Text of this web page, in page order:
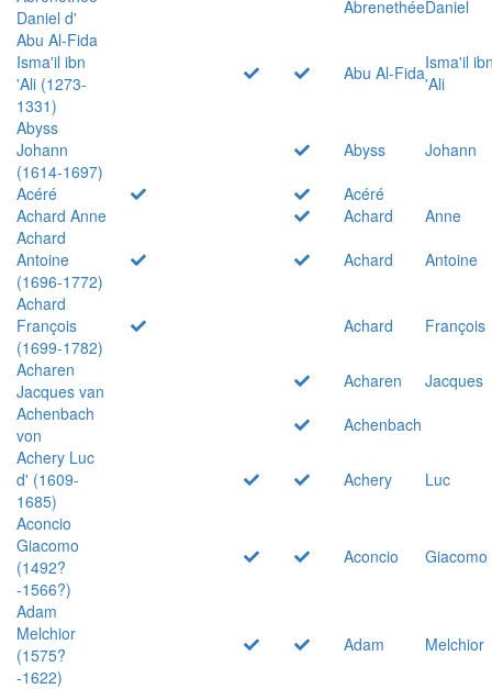
Daniel d'
AbrenethéeDaniel
Abu Al-Fida
Isma'il ibn
'Ali (1273-
1331)
Abu Al-FidaIsma'il
'Ali
Abyss
Johann
(1614-1697)
Abyss
Johann
Acéré
Acéré
Achard Anne
Achard
Anne
Achard
Antoine
(1696-1772)
Achard
Antoine
Achard
François
(1699-1782)
Achard
François
Acharen
Jacques van
Acharen
Jacques
Achenbach
von
Achenbach
Achery Luc
d' (1609-
1685)
Achery
Luc
Aconcio
Giacomo
(1492?
-1566?)
Aconcio Giacomo
Adam
Melchior
(1575?
-1622)
Adam Melchior